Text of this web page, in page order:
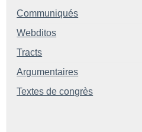
Communiqués
Webditos
Tracts
Argumentaires
Textes de congrès